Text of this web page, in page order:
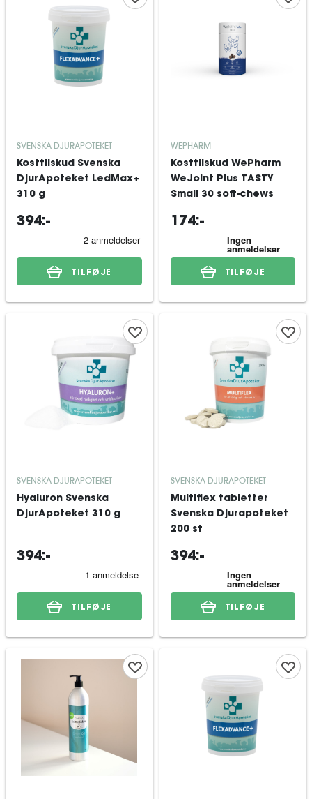
SVENSKA DJURAPOTEKET
Kosttilskud Svenska
DjurApoteket LedMax+
310 g
394:-
TILFØJE
WEPHARM
Kosttilskud WePharm
WeJoint Plus TASTY
Small 30 soft-chews
174:-
TILFØJE
SVENSKA DJURAPOTEKET
Hyaluron Svenska
DjurApoteket 310 g
394:-
TILFØJE
SVENSKA DJURAPOTEKET
Multiflex tabletter
Svenska Djurapoteket
200 st
394:-
TILFØJE